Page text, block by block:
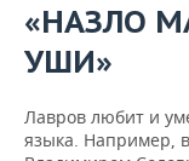
«НАЗЛО
УШИ»
Лавров любит и
языка. Например,